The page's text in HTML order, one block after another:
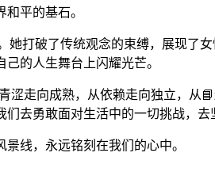
平的基石。
她打破了传统观念的束缚，展现
的人生舞台上闪耀光芒。
涩走向成熟，从依赖走向独立，
去勇敢面对生活中的一切挑战，去
线，永远铭刻在我们的心中。